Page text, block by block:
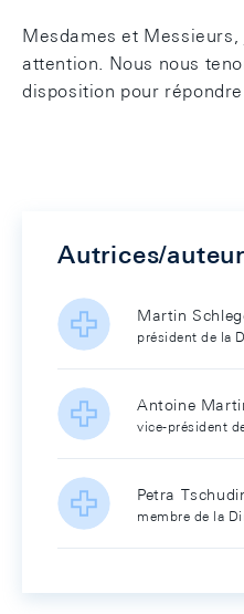
Mesdames et
attention. Nous nous
disposition pour
Autrices/
Martin
président de la
Antoine
vice-président
Petra
membre de la